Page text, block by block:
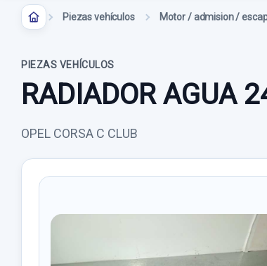
Piezas vehículos Motor / admision /
PIEZAS VEHÍCULOS
RADIADOR AGUA
OPEL CORSA C CLUB